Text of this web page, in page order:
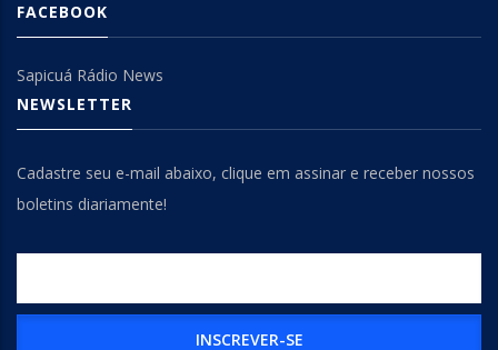
FACEBOOK
Sapicuá Rádio News
NEWSLETTER
Cadastre seu e-mail abaixo, clique em assinar e receber nossos
boletins diariamente!